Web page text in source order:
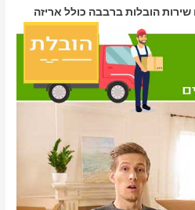
שירות הובלות ברבבה כולל אריזה